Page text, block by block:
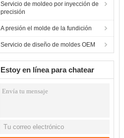
Servicio de moldeo por inyección de
precisión
A presión el molde de la fundición
Servicio de diseño de moldes OEM
Estoy en línea para chatear
ahora